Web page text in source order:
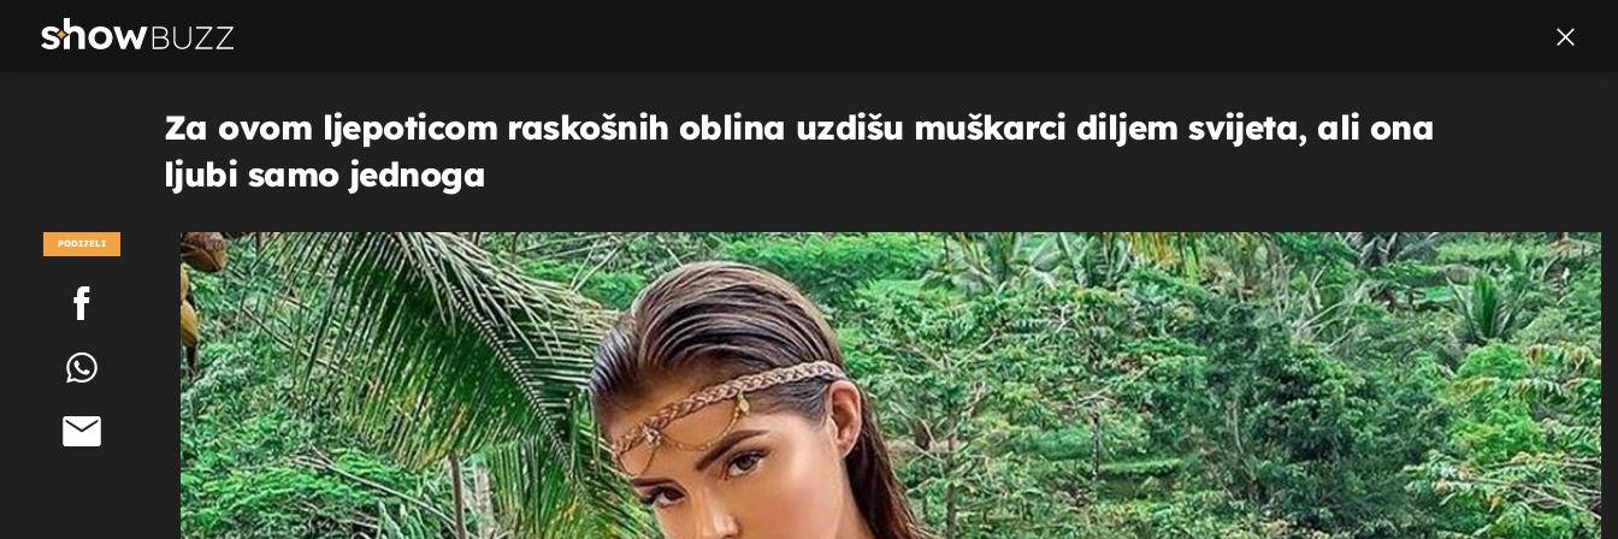
Za ovom ljepoticom raskošnih oblina uzdišu muškarci diljem svijeta, ali ona
ljubi samo jednoga
PODIJELI
POGLEDAJ